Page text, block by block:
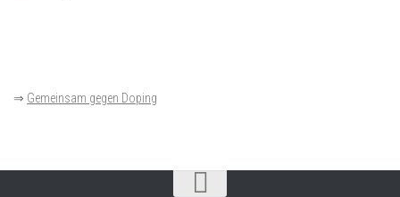
⇒ Gemeinsam gegen Doping